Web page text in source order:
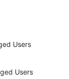
Users
Users